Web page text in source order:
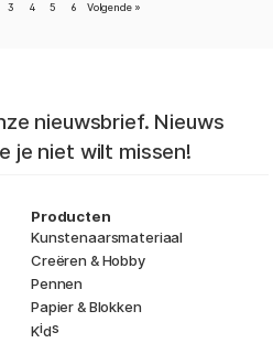
3 4 5 6 Volgende »
nieuwsbrief. Nieuws
je niet wilt missen!
Producten
Kunstenaarsmateriaal
Creëren & Hobby
Pennen
Papier & Blokken
Kids